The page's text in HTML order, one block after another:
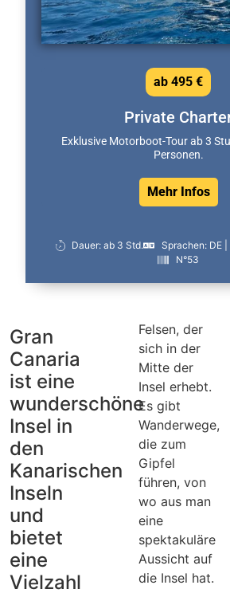
Private
Exklusive Motorboot-Tour ab 3
Personen.
Mehr Infos
ab 495 €
Dauer: ab 3 Std.
Sprachen: DE |
N°53
Gran
Canaria
ist eine
wunderschöne
Insel in
den
Kanarischen
Inseln
und
bietet
eine
Vielzahl
Felsen, der
sich in der
Mitte der
Insel erhebt.
Es gibt
Wanderwege,
die zum
Gipfel
führen, von
wo aus man
eine
spektakuläre
Aussicht auf
die Insel hat.